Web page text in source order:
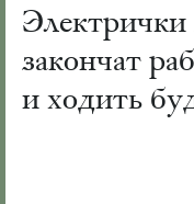
закончат
и ходить